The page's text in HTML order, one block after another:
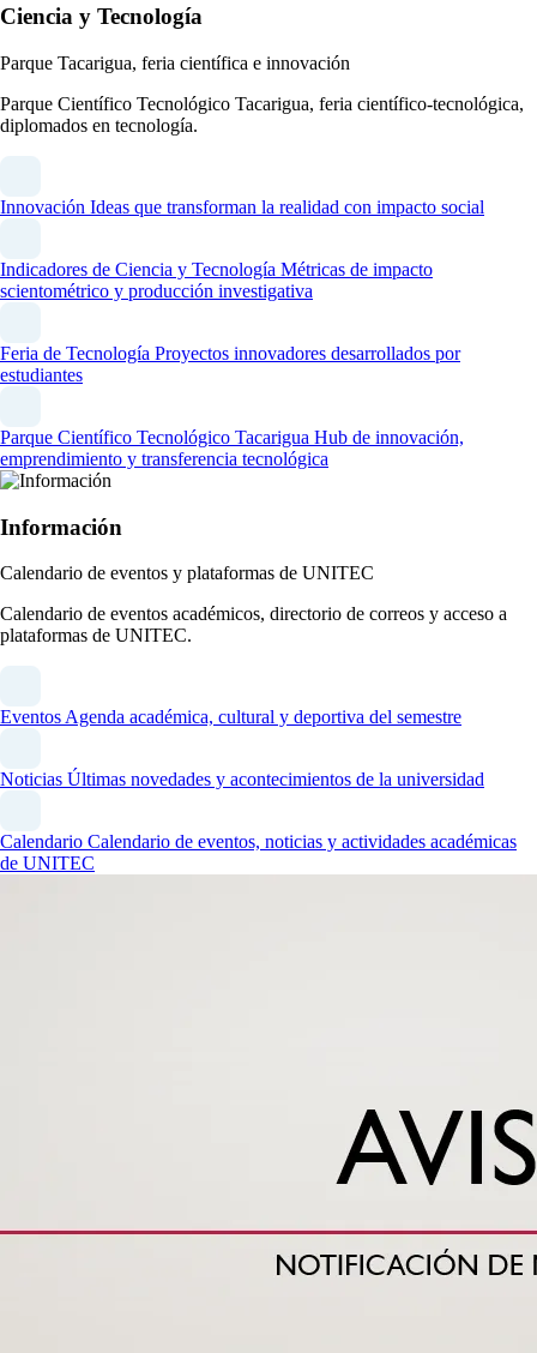
Ciencia y Tecnología
Parque Tacarigua, feria científica e innovación
Parque Científico Tecnológico Tacarigua, feria científico-tecnológica,
diplomados en tecnología.
Innovación Ideas que transforman la realidad con impacto social
Indicadores de Ciencia y Tecnología Métricas de impacto
scientométrico y producción investigativa
Feria de Tecnología Proyectos innovadores desarrollados por
estudiantes
Parque Científico Tecnológico Tacarigua Hub de innovación,
emprendimiento y transferencia tecnológica
Información
Calendario de eventos y plataformas de UNITEC
Calendario de eventos académicos, directorio de correos y acceso a
plataformas de UNITEC.
Eventos Agenda académica, cultural y deportiva del semestre
Noticias Últimas novedades y acontecimientos de la universidad
Calendario Calendario de eventos, noticias y actividades académicas
de UNITEC